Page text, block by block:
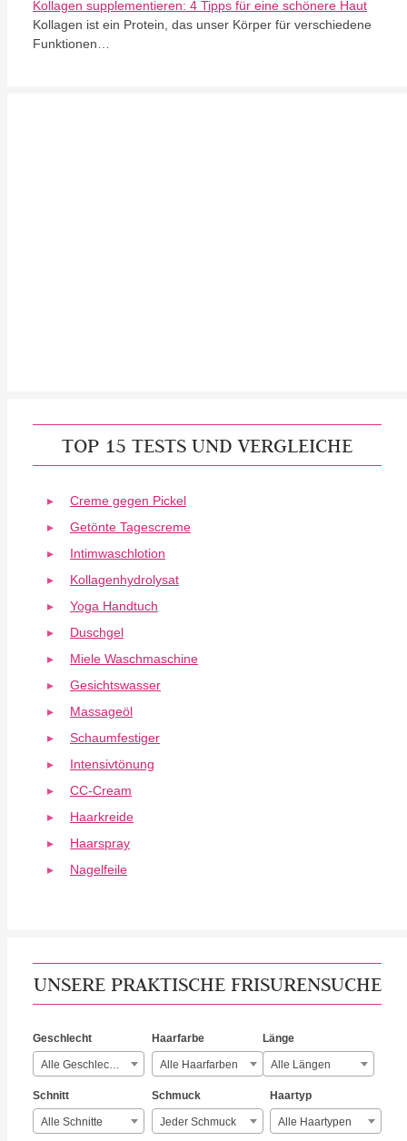
Kollagen supplementieren: 4 Tipps für eine schönere Haut
Kollagen ist ein Protein, das unser Körper für verschiedene
Funktionen…
TOP 15 TESTS UND VERGLEICHE
Creme gegen Pickel
Getönte Tagescreme
Intimwaschlotion
Kollagenhydrolysat
Yoga Handtuch
Duschgel
Miele Waschmaschine
Gesichtswasser
Massageöl
Schaumfestiger
Intensivtönung
CC-Cream
Haarkreide
Haarspray
Nagelfeile
UNSERE PRAKTISCHE FRISURENSUCHE
Geschlecht
Alle Geschlechter
Haarfarbe
Alle Haarfarben
Länge
Alle Längen
Schnitt
Alle Schnitte
Schmuck
Jeder Schmuck
Haartyp
Alle Haartypen